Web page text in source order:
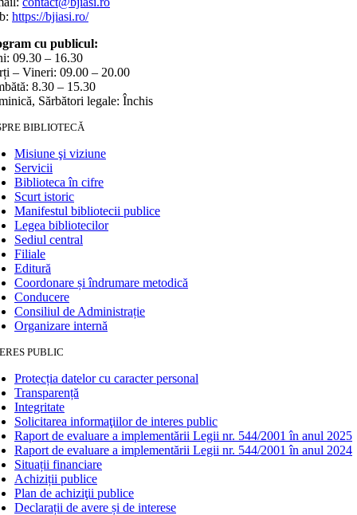
https://bjiasi.ro/
cu publicul:
09.30 – 16.30
– Vineri: 09.00 – 20.00
8.30 – 15.30
Sărbători legale: Închis
BIBLIOTECĂ
Misiune şi viziune
Servicii
Biblioteca în cifre
Scurt istoric
Manifestul bibliotecii publice
Legea bibliotecilor
Sediul central
Filiale
Editură
Coordonare și îndrumare metodică
Conducere
Consiliul de Administrație
Organizare internă
PUBLIC
Protecția datelor cu caracter personal
Transparență
Integritate
Solicitarea informaţiilor de interes public
Raport de evaluare a implementării Legii nr. 544/2001 în anul 2025
Raport de evaluare a implementării Legii nr. 544/2001 în anul 2024
Situații financiare
Achiziții publice
Plan de achiziţii publice
Declarații de avere și de interese